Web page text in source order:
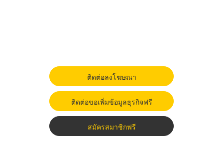
ติดต่อลงโฆษณา
ติดต่อขอเพิ่มข้อมูลธุรกิจฟรี
สมัครสมาชิกฟรี